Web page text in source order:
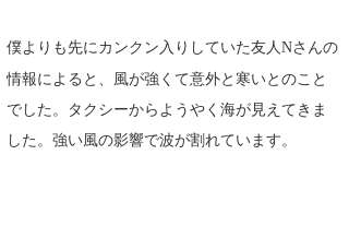
僕よりも先にカンクン入りしていた友人Nさんの
情報によると、風が強くて意外と寒いとのこと
でした。タクシーからようやく海が見えてきま
した。強い風の影響で波が割れています。
熊谷素子
植村未来
NOBUFUKU
ECE
G◎Da